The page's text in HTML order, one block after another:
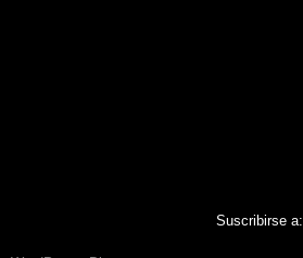
Suscribirse a: